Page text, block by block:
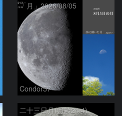
「月」2026/08/05
Condor57
二十三日月(月齢21.4)